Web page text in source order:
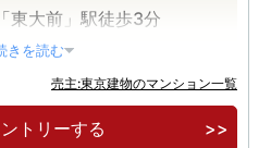
東大前」駅徒歩3分
きを読む
売主:東京建物のマンション一覧
トリーする